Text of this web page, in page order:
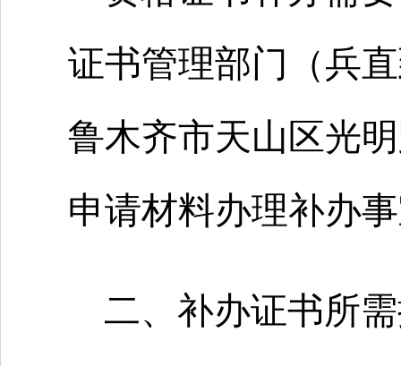
证书管理部门（兵
鲁木齐市天山区光
申请材料办理补办
二、补办证书所